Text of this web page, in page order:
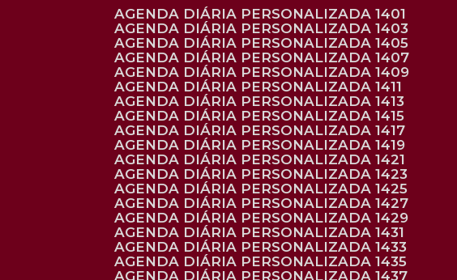
AGENDA DIÁRIA PERSONALIZADA 1401
AGENDA DIÁRIA PERSONALIZADA 1403
AGENDA DIÁRIA PERSONALIZADA 1405
AGENDA DIÁRIA PERSONALIZADA 1407
AGENDA DIÁRIA PERSONALIZADA 1409
AGENDA DIÁRIA PERSONALIZADA 1411
AGENDA DIÁRIA PERSONALIZADA 1413
AGENDA DIÁRIA PERSONALIZADA 1415
AGENDA DIÁRIA PERSONALIZADA 1417
AGENDA DIÁRIA PERSONALIZADA 1419
AGENDA DIÁRIA PERSONALIZADA 1421
AGENDA DIÁRIA PERSONALIZADA 1423
AGENDA DIÁRIA PERSONALIZADA 1425
AGENDA DIÁRIA PERSONALIZADA 1427
AGENDA DIÁRIA PERSONALIZADA 1429
AGENDA DIÁRIA PERSONALIZADA 1431
AGENDA DIÁRIA PERSONALIZADA 1433
AGENDA DIÁRIA PERSONALIZADA 1435
AGENDA DIÁRIA PERSONALIZADA 1437